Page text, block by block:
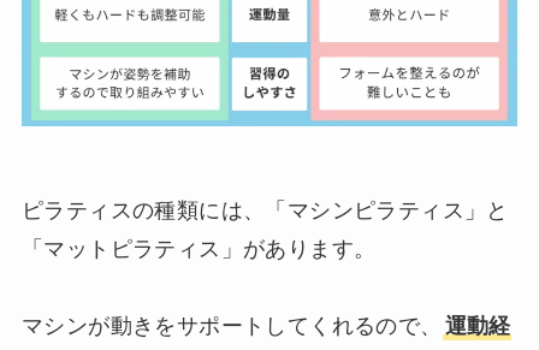
ピラティスの種類には、「マシンピラティス」と
「マットピラティス」があります。
マシンが動きをサポートしてくれるので、
運動経